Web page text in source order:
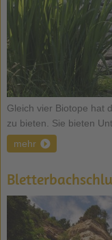
Gleich vier Biotope hat
zu bieten. Sie bieten
mehr